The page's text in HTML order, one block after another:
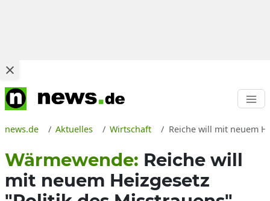
news.de Aktuelles Wirtschaft Reiche will mit neuem
Wärmewende: Reiche will
mit neuem Heizgesetz